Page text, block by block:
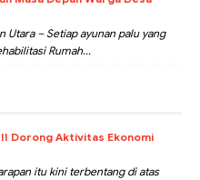
Utara – Setiap ayunan palu yang
Rumah...
Dorong Aktivitas Ekonomi
itu kini terbentang di atas